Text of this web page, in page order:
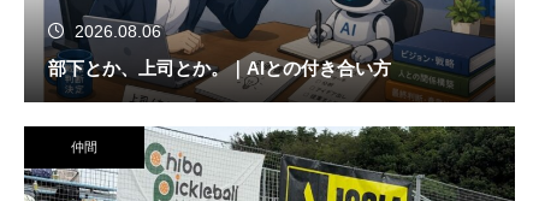
2026.08.06
部下とか、上司とか。｜AIとの付き合い方
仲間